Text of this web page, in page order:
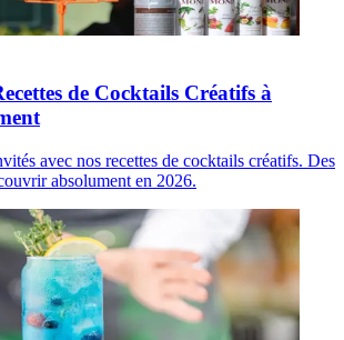
de Cocktails Créatifs à
avec nos recettes de cocktails créatifs. Des
absolument en 2026.